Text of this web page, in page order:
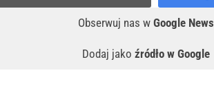
Obserwuj nas w Google News
Dodaj jako źródło w Google